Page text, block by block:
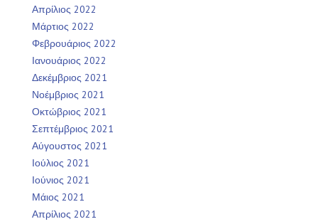
Απρίλιος 2022
Μάρτιος 2022
Φεβρουάριος 2022
Ιανουάριος 2022
Δεκέμβριος 2021
Νοέμβριος 2021
Οκτώβριος 2021
Σεπτέμβριος 2021
Αύγουστος 2021
Ιούλιος 2021
Ιούνιος 2021
Μάιος 2021
Απρίλιος 2021